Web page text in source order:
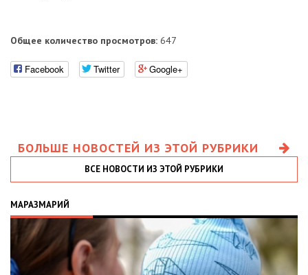
Общее количество просмотров: 647
Facebook Twitter Google+
БОЛЬШЕ НОВОСТЕЙ ИЗ ЭТОЙ РУБРИКИ
ВСЕ НОВОСТИ ИЗ ЭТОЙ РУБРИКИ
МАРАЗМАРИЙ